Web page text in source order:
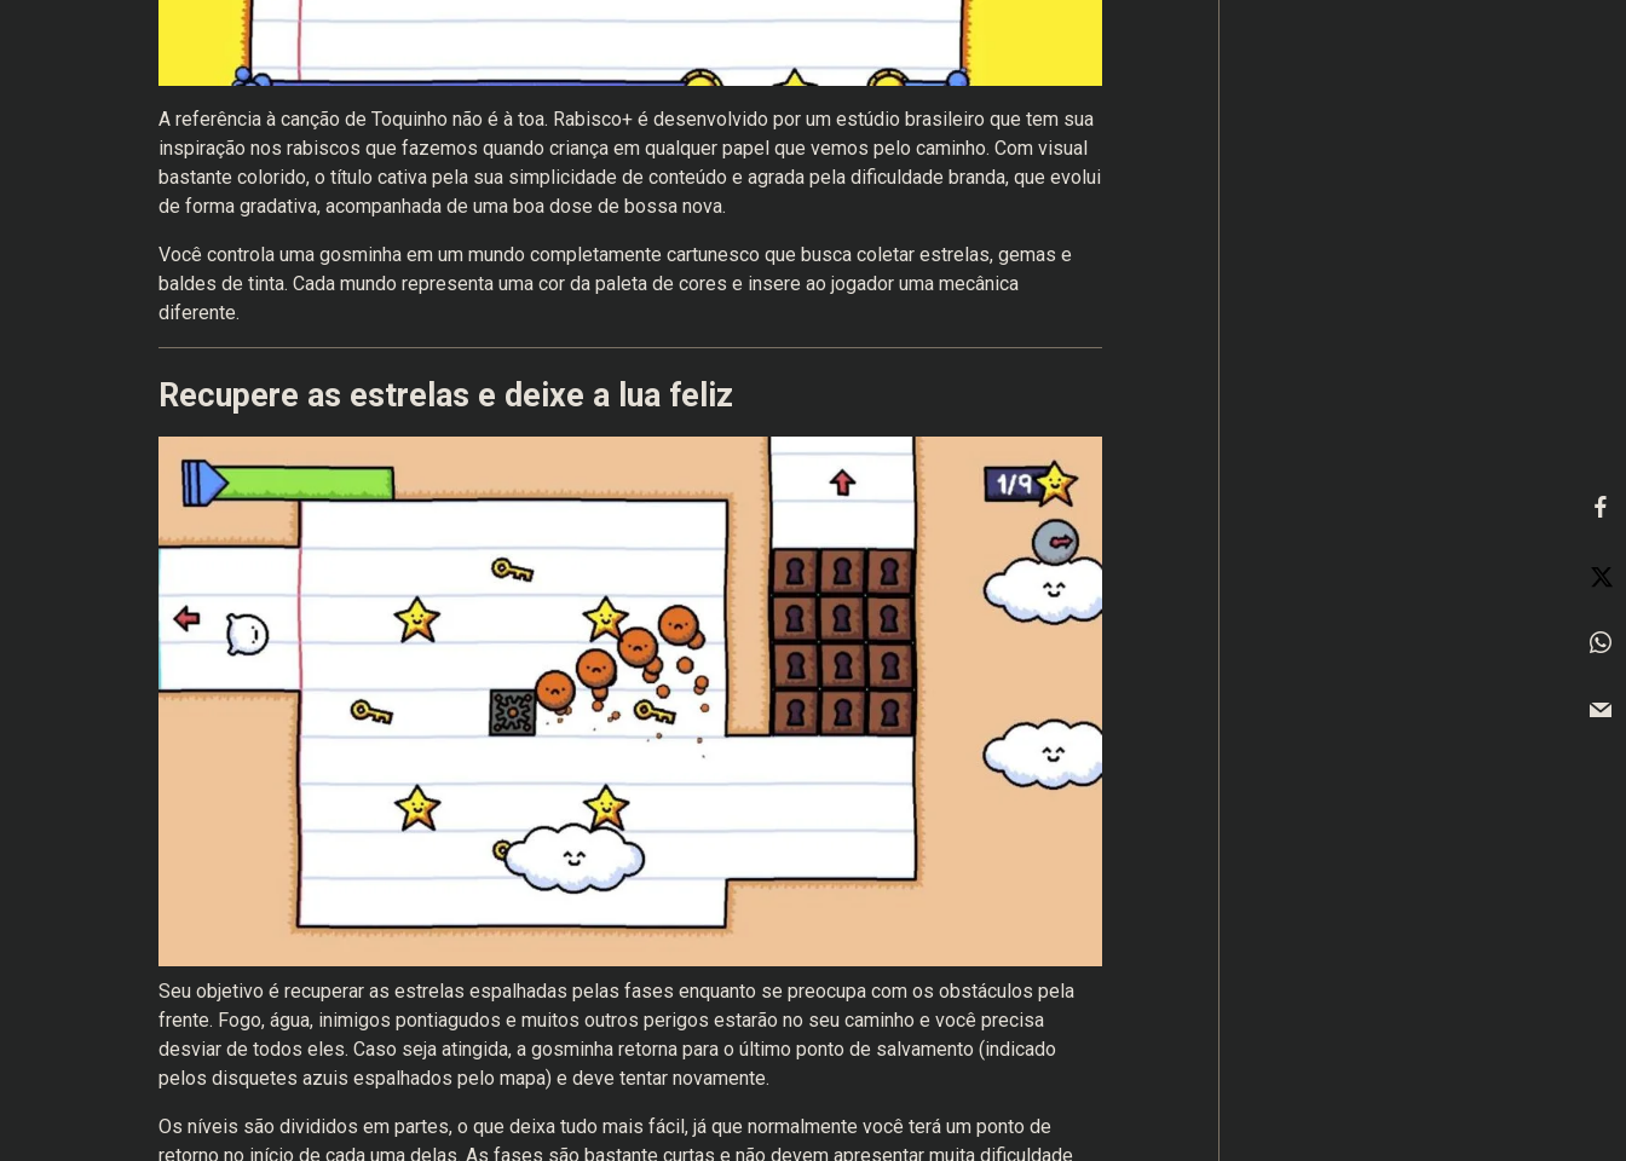
A referência à canção de Toquinho não é à toa. Rabisco+ é desenvolvido por um estúdio brasileiro que tem sua
inspiração nos rabiscos que fazemos quando criança em qualquer papel que vemos pelo caminho. Com visual
bastante colorido, o título cativa pela sua simplicidade de conteúdo e agrada pela dificuldade branda, que evolui
de forma gradativa, acompanhada de uma boa dose de bossa nova.
Você controla uma gosminha em um mundo completamente cartunesco que busca coletar estrelas, gemas e
baldes de tinta. Cada mundo representa uma cor da paleta de cores e insere ao jogador uma mecânica
diferente.
Recupere as estrelas e deixe a lua feliz
Seu objetivo é recuperar as estrelas espalhadas pelas fases enquanto se preocupa com os obstáculos pela
frente. Fogo, água, inimigos pontiagudos e muitos outros perigos estarão no seu caminho e você precisa
desviar de todos eles. Caso seja atingida, a gosminha retorna para o último ponto de salvamento (indicado
pelos disquetes azuis espalhados pelo mapa) e deve tentar novamente.
Os níveis são divididos em partes, o que deixa tudo mais fácil, já que normalmente você terá um ponto de
retorno no início de cada uma delas. As fases são bastante curtas e não devem apresentar muita dificuldade